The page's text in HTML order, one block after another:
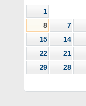
1
7
8
14
15
21
22
28
29